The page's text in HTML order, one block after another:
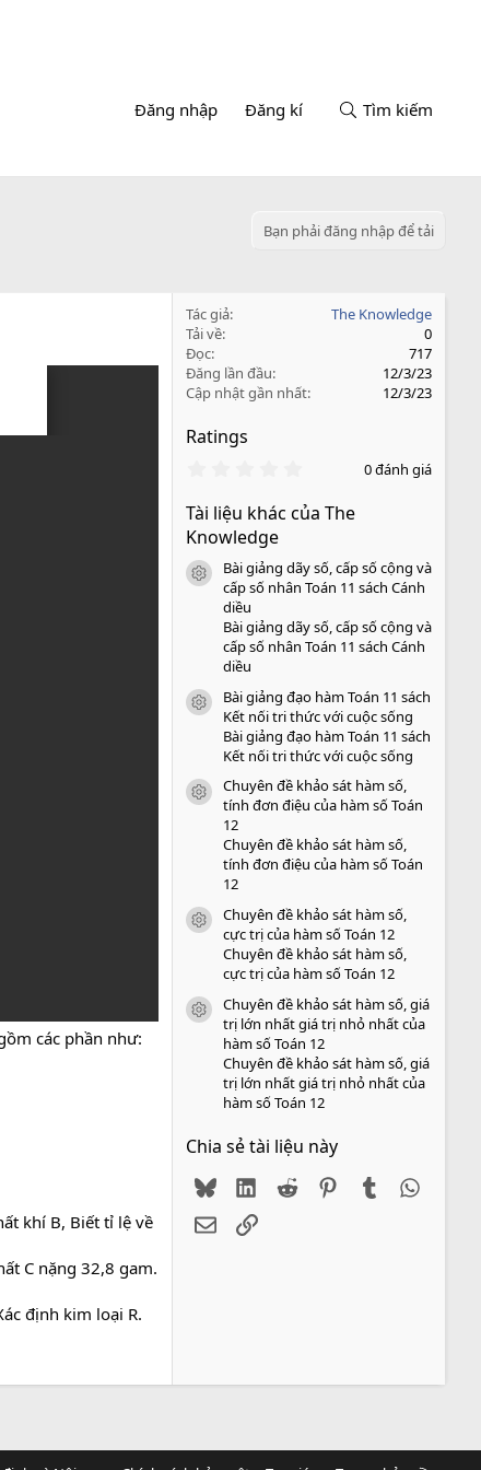
Đăng nhập Đăng kí Tìm kiếm
Bạn phải đăng nhập để tải
các phần như:
khí B, Biết tỉ lệ về
C nặng 32,8 gam.
định kim loại R.
Tác giả
The Knowledge
Tải về
0
Đọc
717
Đăng lần đầu
12/3/23
Cập nhật gần nhất
12/3/23
Ratings
0
0
o
0 đánh giá
Tài liệu khác của The
Knowledge
icon tài liệu
Bài giảng dãy số, cấp số cộng và
cấp số nhân Toán 11 sách Cánh
diều
Bài giảng dãy số, cấp số cộng và
cấp số nhân Toán 11 sách Cánh
diều
icon tài liệu
Bài giảng đạo hàm Toán 11 sách
Kết nối tri thức với cuộc sống
Bài giảng đạo hàm Toán 11 sách
Kết nối tri thức với cuộc sống
icon tài liệu
Chuyên đề khảo sát hàm số,
tính đơn điệu của hàm số Toán
12
Chuyên đề khảo sát hàm số,
tính đơn điệu của hàm số Toán
12
icon tài liệu
Chuyên đề khảo sát hàm số,
cực trị của hàm số Toán 12
Chuyên đề khảo sát hàm số,
cực trị của hàm số Toán 12
icon tài liệu
Chuyên đề khảo sát hàm số, giá
trị lớn nhất giá trị nhỏ nhất của
hàm số Toán 12
Chuyên đề khảo sát hàm số, giá
trị lớn nhất giá trị nhỏ nhất của
hàm số Toán 12
Chia sẻ tài liệu này
BlueskyLinkedIn
Reddit PinterestTumblr
EmailLink